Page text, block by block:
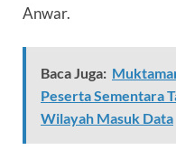
Anwar.
Baca Juga:
Peserta Sementara
Wilayah Masuk Data